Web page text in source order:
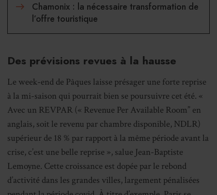
Chamonix : la nécessaire transformation de
l’offre touristique
Des prévisions revues à la hausse
Le week-end de Pâques laisse présager une forte reprise
à la mi-saison qui pourrait bien se poursuivre cet été. «
Avec un REVPAR (« Revenue Per Available Room” en
anglais, soit le revenu par chambre disponible, NDLR)
supérieur de 18 % par rapport à la même période avant la
crise, c’est une belle reprise », salue Jean-Baptiste
Lemoyne. Cette croissance est dopée par le rebond
d’activité dans les grandes villes, largement pénalisées